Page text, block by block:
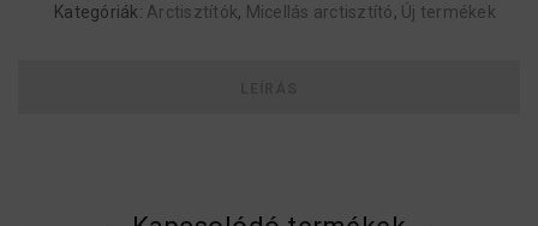
Kategóriák: Arctisztítók, Micellás arctisztító, Új termékek